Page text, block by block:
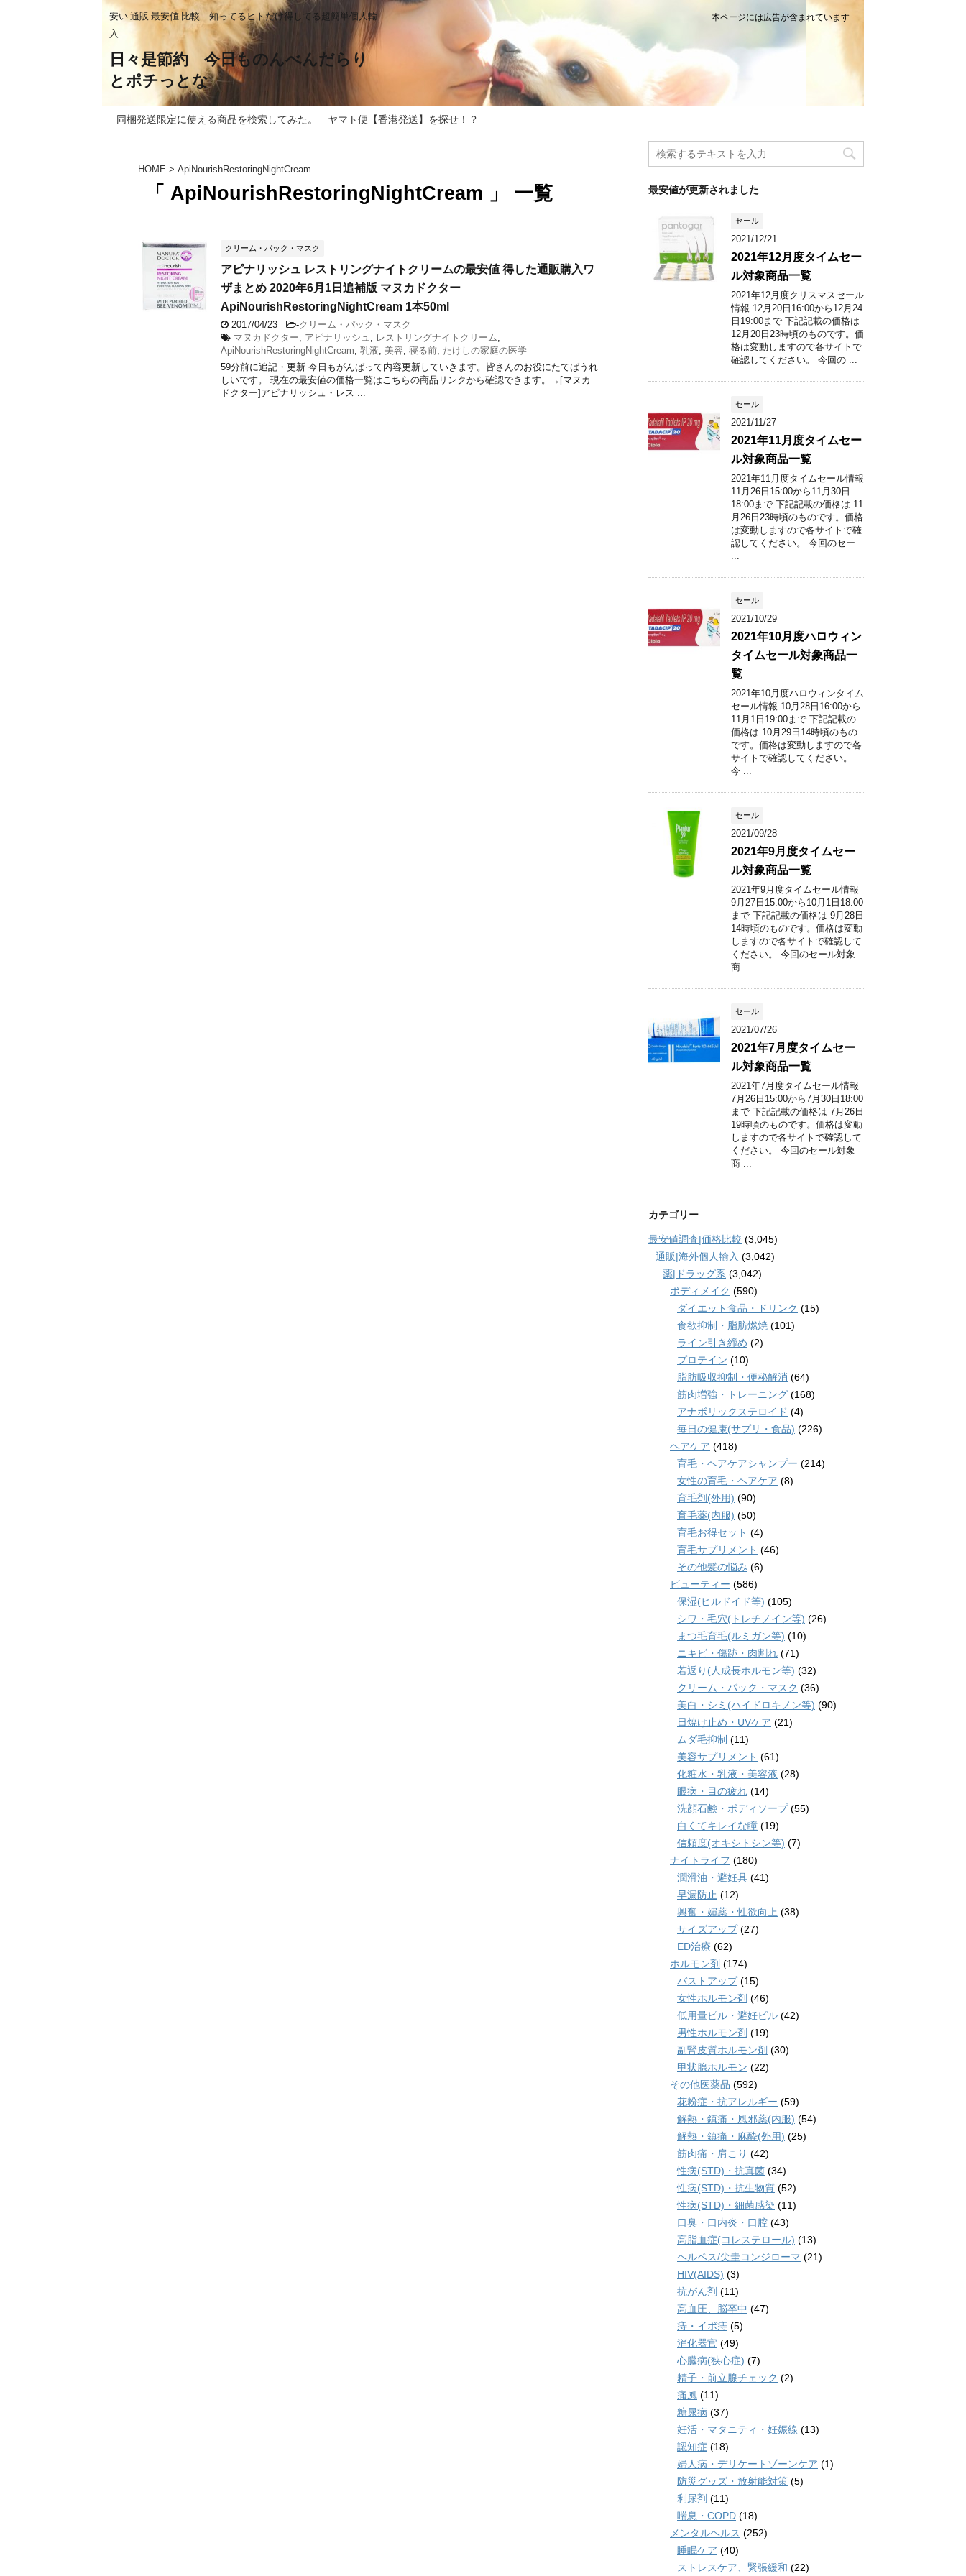
安い|通販|最安値|比較 知ってるヒトだけ得してる超簡単個人輸
入
日々是節約 今日ものんべんだらり
とポチっとな
本ページには広告が含まれています
同梱発送限定に使える商品を検索してみた。 ヤマト便【香港発送】を探せ！？
HOME > ApiNourishRestoringNightCream
「 ApiNourishRestoringNightCream 」 一覧
クリーム・パック・マスク
アピナリッシュ レストリングナイトクリームの最安値 得した通販購入ワ
ザまとめ 2020年6月1日追補版 マヌカドクター
ApiNourishRestoringNightCream 1本50ml
2017/04/23 -クリーム・パック・マスク
マヌカドクター, アピナリッシュ , レストリングナイトクリーム,
ApiNourishRestoringNightCream, 乳液, 美容, 寝る前, たけしの家庭の医学
59分前に追記・更新 今日もがんばって内容更新していきます。皆さんのお役にたてばうれ
しいです。 現在の最安値の価格一覧はこちらの商品リンクから確認できます。→[マヌカ
ドクター]アピナリッシュ・レス ...
最安値が更新されました
セール
2021/12/21
2021年12月度タイムセー
ル対象商品一覧
2021年12月度クリスマスセール
情報 12月20日16:00から12月24
日19:00まで 下記記載の価格は
12月20日23時頃のものです。価
格は変動しますので各サイトで
確認してください。 今回の ...
セール
2021/11/27
2021年11月度タイムセー
ル対象商品一覧
2021年11月度タイムセール情報
11月26日15:00から11月30日
18:00まで 下記記載の価格は 11
月26日23時頃のものです。価格
は変動しますので各サイトで確
認してください。 今回のセー
...
セール
2021/10/29
2021年10月度ハロウィン
タイムセール対象商品一
覧
2021年10月度ハロウィンタイム
セール情報 10月28日16:00から
11月1日19:00まで 下記記載の
価格は 10月29日14時頃のもの
です。価格は変動しますので各
サイトで確認してください。
今 ...
セール
2021/09/28
2021年9月度タイムセー
ル対象商品一覧
2021年9月度タイムセール情報
9月27日15:00から10月1日18:00
まで 下記記載の価格は 9月28日
14時頃のものです。価格は変動
しますので各サイトで確認して
ください。 今回のセール対象
商 ...
セール
2021/07/26
2021年7月度タイムセー
ル対象商品一覧
2021年7月度タイムセール情報
7月26日15:00から7月30日18:00
まで 下記記載の価格は 7月26日
19時頃のものです。価格は変動
しますので各サイトで確認して
ください。 今回のセール対象
商 ...
カテゴリー
最安値調査|価格比較 (3,045)
通販|海外個人輸入 (3,042)
薬|ドラッグ系 (3,042)
ボディメイク (590)
ダイエット食品・ドリンク (15)
食欲抑制・脂肪燃焼 (101)
ライン引き締め (2)
プロテイン (10)
脂肪吸収抑制・便秘解消 (64)
筋肉増強・トレーニング (168)
アナボリックステロイド (4)
毎日の健康(サプリ・食品) (226)
ヘアケア (418)
育毛・ヘアケアシャンプー (214)
女性の育毛・ヘアケア (8)
育毛剤(外用) (90)
育毛薬(内服) (50)
育毛お得セット (4)
育毛サプリメント (46)
その他髪の悩み (6)
ビューティー (586)
保湿(ヒルドイド等) (105)
シワ・毛穴(トレチノイン等) (26)
まつ毛育毛(ルミガン等) (10)
ニキビ・傷跡・肉割れ (71)
若返り(人成長ホルモン等) (32)
クリーム・パック・マスク (36)
美白・シミ(ハイドロキノン等) (90)
日焼け止め・UVケア (21)
ムダ毛抑制 (11)
美容サプリメント (61)
化粧水・乳液・美容液 (28)
眼病・目の疲れ (14)
洗顔石鹸・ボディソープ(55)
白くてキレイな瞳 (19)
信頼度(オキシトシン等) (7)
ナイトライフ (180)
潤滑油・避妊具 (41)
早漏防止 (12)
興奮・媚薬・性欲向上 (38)
サイズアップ(27)
ED治療 (62)
ホルモン剤 (174)
バストアップ(15)
女性ホルモン剤 (46)
低用量ピル・避妊ピル (42)
男性ホルモン剤 (19)
副腎皮質ホルモン剤 (30)
甲状腺ホルモン (22)
その他医薬品 (592)
花粉症・抗アレルギー (59)
解熱・鎮痛・風邪薬(内服) (54)
解熱・鎮痛・麻酔(外用) (25)
筋肉痛・肩こり (42)
性病(STD)・抗真菌 (34)
性病(STD)・抗生物質 (52)
性病(STD)・細菌感染 (11)
口臭・口内炎・口腔 (43)
高脂血症(コレステロール) (13)
ヘルペス/尖圭コンジローマ (21)
HIV(AIDS) (3)
抗がん剤 (11)
高血圧、脳卒中 (47)
痔・イボ痔 (5)
消化器官 (49)
心臓病(狭心症) (7)
精子・前立腺チェック (2)
痛風 (11)
糖尿病 (37)
妊活・マタニティ・妊娠線 (13)
認知症 (18)
婦人病・デリケートゾーンケア (1)
防災グッズ・放射能対策 (5)
利尿剤 (11)
喘息・COPD (18)
メンタルヘルス (252)
睡眠ケア (40)
ストレスケア、緊張緩和 (22)